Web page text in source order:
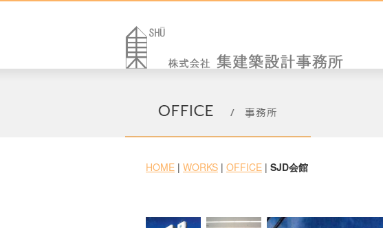
HOME | WORKS | OFFICE | SJD会館